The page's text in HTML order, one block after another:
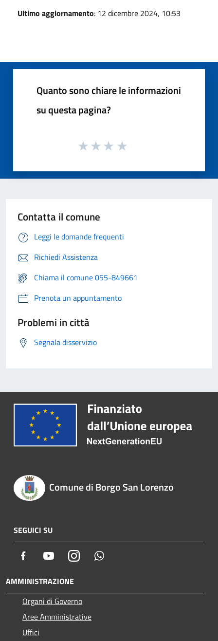
Ultimo aggiornamento: 12 dicembre 2024, 10:53
Quanto sono chiare le informazioni
su questa pagina?
Contatta il comune
Leggi le domande frequenti
Richiedi Assistenza
Chiama il comune 055-849661
Prenota un appuntamento
Problemi in città
Segnala disservizio
Comune di Borgo San Lorenzo
SEGUICI SU
Facebook YoutubeInstagram
AMMINISTRAZIONE
Organi di Governo
Aree Amministrative
Uffici